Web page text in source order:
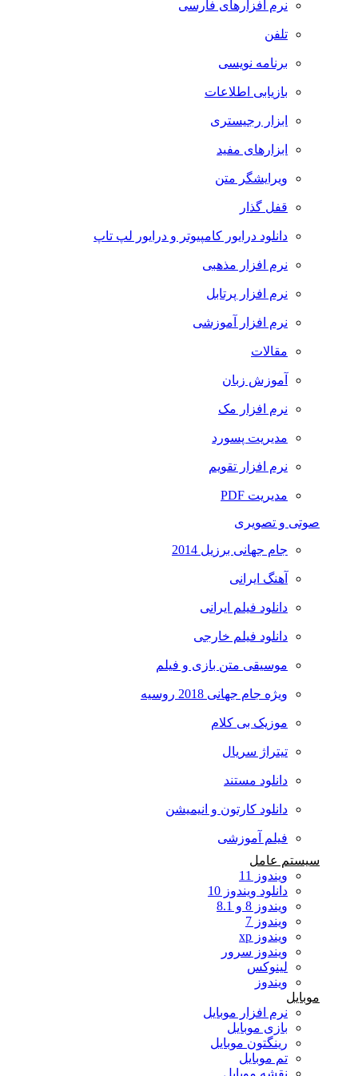
نرم افزارهای فارسی
تلفن
برنامه نویسی
بازیابی اطلاعات
ابزار رجیستری
ابزارهای مفید
ویرایشگر متن
قفل گذار
دانلود درایور کامپیوتر و درایور لپ تاپ
نرم افزار مذهبی
نرم افزار پرتابل
نرم افزار آموزشی
مقالات
آموزش زبان
نرم افزار مک
مدیریت پسورد
نرم افزار تقویم
مدیریت PDF
صوتی و تصویری
جام جهانی برزیل 2014
آهنگ ایرانی
دانلود فیلم ایرانی
دانلود فیلم خارجی
موسیقی متن بازی و فیلم
ویژه جام جهانی 2018 روسیه
موزیک بی کلام
تیتراژ سریال
دانلود مستند
دانلود کارتون و انیمیشن
فیلم آموزشی
سیستم عامل
ویندوز 11
دانلود ویندوز 10
ویندوز 8 و 8.1
ویندوز 7
ویندوز xp
ویندوز سرور
لینوکس
ویندوز
موبایل
نرم افزار موبایل
بازی موبایل
رینگتون موبایل
تم موبایل
نقشه موبایل